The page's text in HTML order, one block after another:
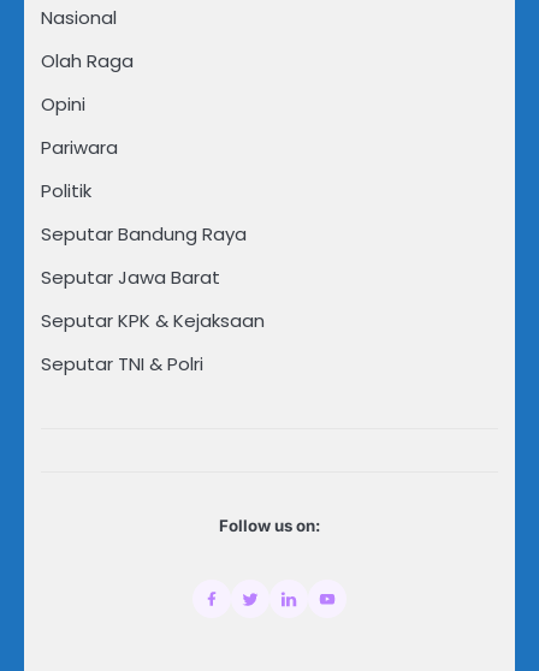
Nasional
Olah Raga
Opini
Pariwara
Politik
Seputar Bandung Raya
Seputar Jawa Barat
Seputar KPK & Kejaksaan
Seputar TNI & Polri
Follow us on: